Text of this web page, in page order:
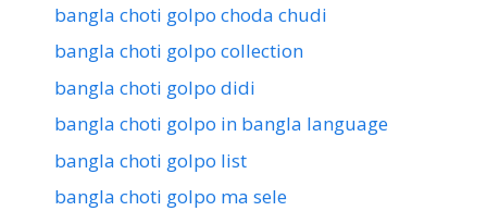
bangla choti golpo choda chudi
bangla choti golpo collection
bangla choti golpo didi
bangla choti golpo in bangla language
bangla choti golpo list
bangla choti golpo ma sele